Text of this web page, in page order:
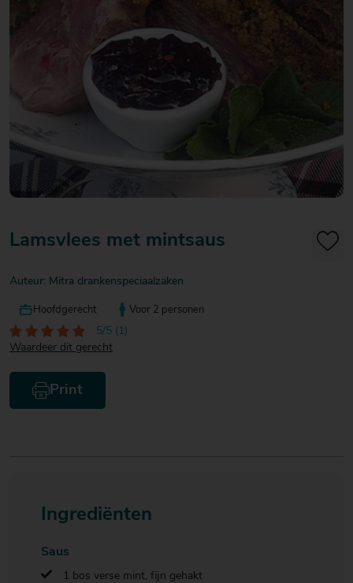
Voordelen Mitra Member
Klantenservice
€ 20
€ 25
- €
€ 20
€ 20
Lamsvlees met mintsaus
Auteur: Mitra drankenspeciaalzaken
Hoofdgerecht Voor 2 personen
5/5 (1)
Waardeer dit gerecht
Print
Ingrediënten
Saus
1 bos verse mint, fijn gehakt